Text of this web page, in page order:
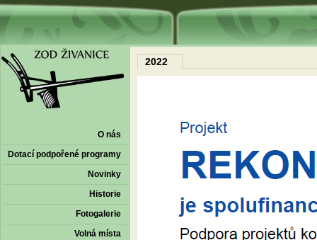
O nás
Dotací podpořené programy
Novinky
Historie
Fotogalerie
Volná místa
2022